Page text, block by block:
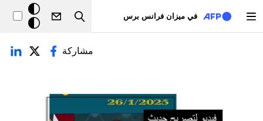
في ميزان فرانس برس
Search
خلفيّة
داكنة
التبويبات الأساسية
مشاركة